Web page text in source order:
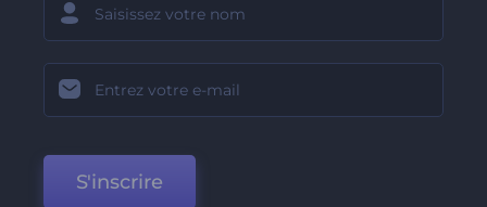
S'inscrire